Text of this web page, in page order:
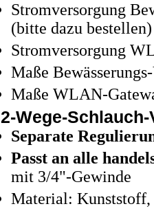
Stromversorgung
(bitte dazu bestellen)
Stromversorgung
Maße
Maße WLAN-
2-Wege-
Separate
Passt an alle
mit 3/4"-Gewinde
Material: